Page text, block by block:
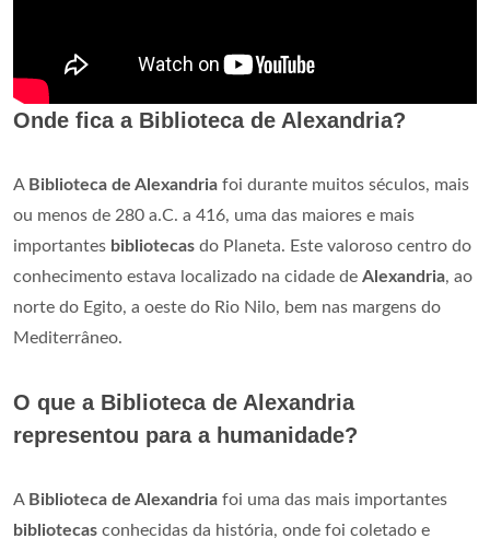
Onde fica a Biblioteca de Alexandria?
A Biblioteca de Alexandria foi durante muitos séculos, mais
ou menos de 280 a.C. a 416, uma das maiores e mais
importantes bibliotecas do Planeta. Este valoroso centro do
conhecimento estava localizado na cidade de Alexandria, ao
norte do Egito, a oeste do Rio Nilo, bem nas margens do
Mediterrâneo.
O que a Biblioteca de Alexandria
representou para a humanidade?
A Biblioteca de Alexandria foi uma das mais importantes
bibliotecas conhecidas da história, onde foi coletado e